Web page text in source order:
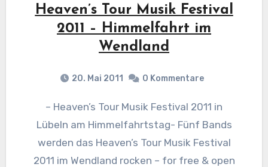
Heaven’s Tour Musik Festival
2011 – Himmelfahrt im
Wendland
20. Mai 2011 0 Kommentare
– Heaven’s Tour Musik Festival 2011 in
Lübeln am Himmelfahrtstag- Fünf Bands
werden das Heaven’s Tour Musik Festival
2011 im Wendland rocken – for free & open